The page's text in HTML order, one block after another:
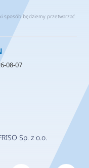
Sp. z o.o.
sposób będziemy przetwarzać
08-07